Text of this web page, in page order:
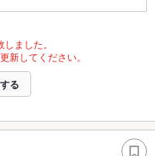
ました。
新してください。
る